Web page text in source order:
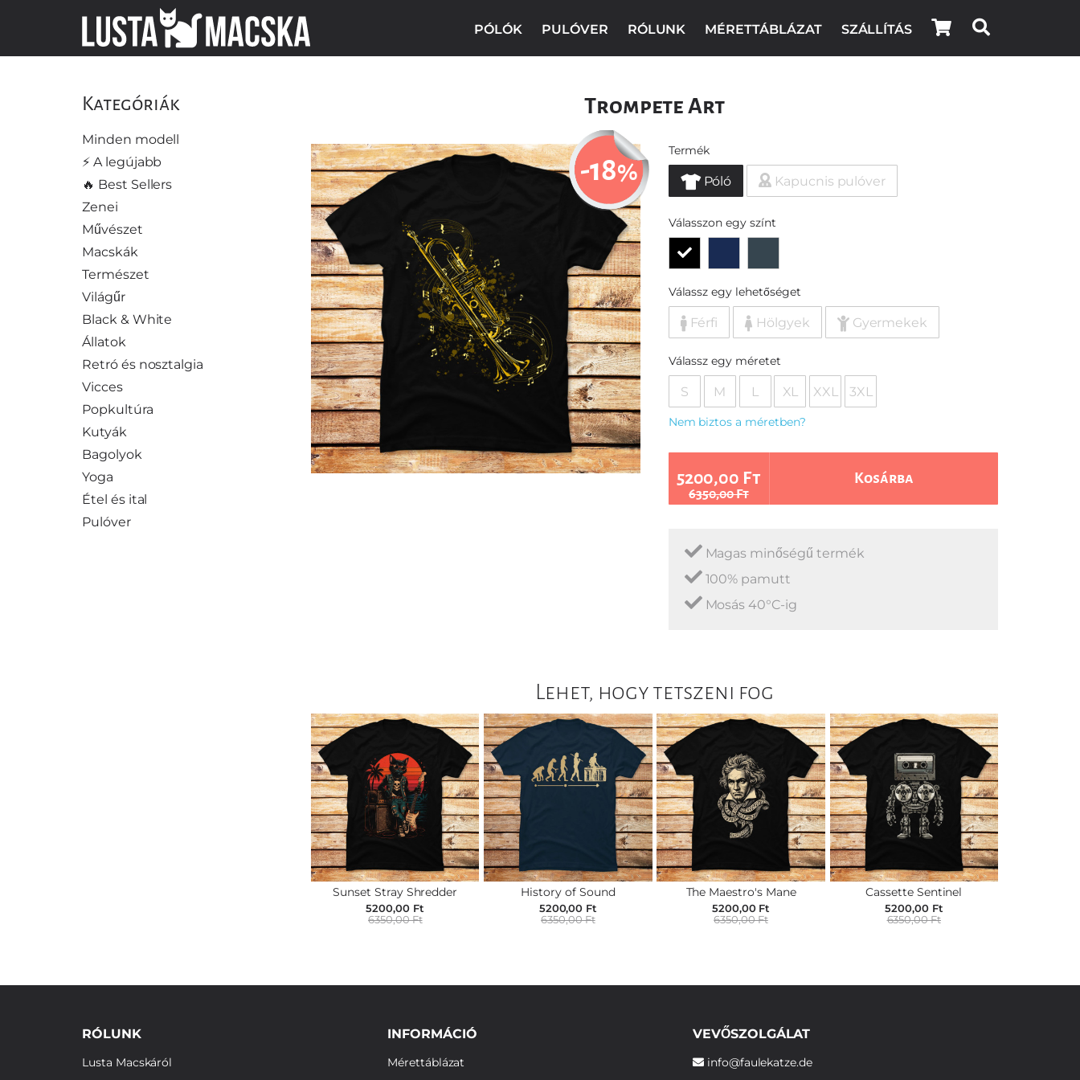
PÓLÓK PULÓVER RÓLUNK MÉRETTÁBLÁZAT SZÁLLÍTÁS
Kategóriák
Minden modell
⚡️ A legújabb
🔥 Best Sellers
Zenei
Művészet
Macskák
Természet
Világűr
Black & White
Állatok
Retró és nosztalgia
Vicces
Popkultúra
Kutyák
Bagolyok
Yoga
Étel és ital
Pulóver
Trompete Art
-18%
Termék
Póló Kapucnis pulóver
Válasszon egy színt
Válassz egy lehetőséget
Férfi Hölgyek Gyermekek
Válassz egy méretet
S M L XL XXL 3XL
Nem biztos a méretben?
5200,00 Ft
6350,00 Ft
Kosárba
Magas minőségű termék
100% pamutt
Mosás 40°C-ig
Lehet, hogy tetszeni fog
Sunset Stray Shredder
5200,00 Ft
6350,00 Ft
History of Sound
5200,00 Ft
6350,00 Ft
The Maestro's Mane
5200,00 Ft
6350,00 Ft
Cassette Sentinel
5200,00 Ft
6350,00 Ft
RÓLUNK
Lusta Macskáról
INFORMÁCIÓ
Mérettáblázat
VEVŐSZOLGÁLAT
info@faulekatze.de